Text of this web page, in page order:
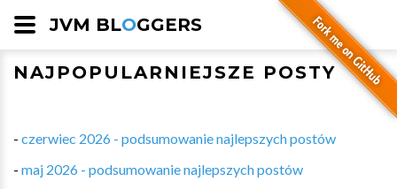
JVM BLOGGERS
NAJPOPULARNIEJSZE POSTY
- czerwiec 2026 - podsumowanie najlepszych postów
- maj 2026 - podsumowanie najlepszych postów